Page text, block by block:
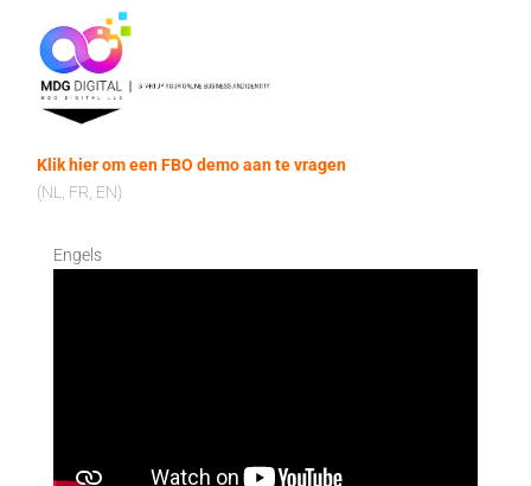
Klik hier om een FBO demo aan te vragen
(NL, FR, EN)
Engels